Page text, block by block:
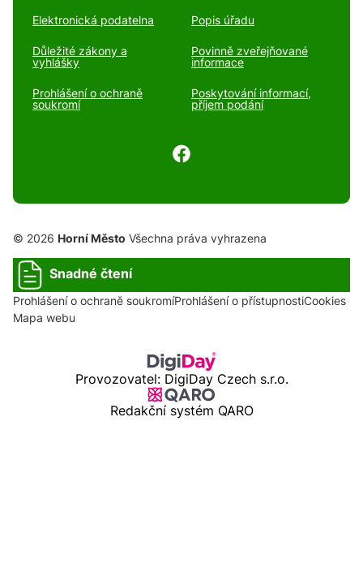
Elektronická podatelna Popis úřadu
Důležité zákony a
vyhlášky
Povinně zveřejňované
informace
Prohlášení o ochraně
soukromí
Poskytování informací,
příjem podání
© 2026 Horní Město Všechna práva vyhrazena
Snadné čtení
Prohlášení o ochraně soukromíProhlášení o přístupnostiCookies
Mapa webu
Provozovatel: DigiDay Czech s.r.o.
Redakční systém QARO